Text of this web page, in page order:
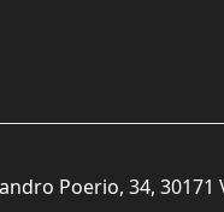
Poerio, 34, 30171